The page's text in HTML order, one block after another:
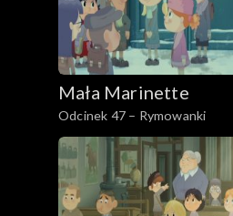
Mała Marinette
Odcinek 47 – Rymowanki